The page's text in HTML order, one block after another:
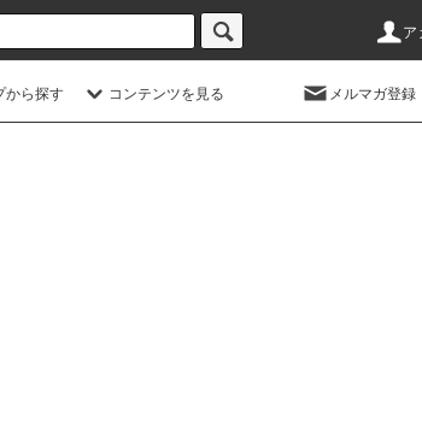
ア
から探す コンテンツを見る メルマガ登録